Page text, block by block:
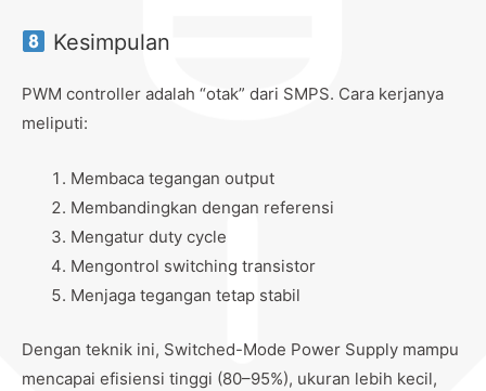
Kesimpulan
PWM controller adalah “otak” dari SMPS. Cara kerjanya
meliputi:
Membaca tegangan output
Membandingkan dengan referensi
Mengatur duty cycle
Mengontrol switching transistor
Menjaga tegangan tetap stabil
Dengan teknik ini, Switched-Mode Power Supply mampu
mencapai efisiensi tinggi (80–95%), ukuran lebih kecil,